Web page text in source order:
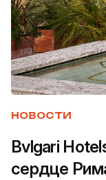
НОВОСТИ
Bvlgari
сердце